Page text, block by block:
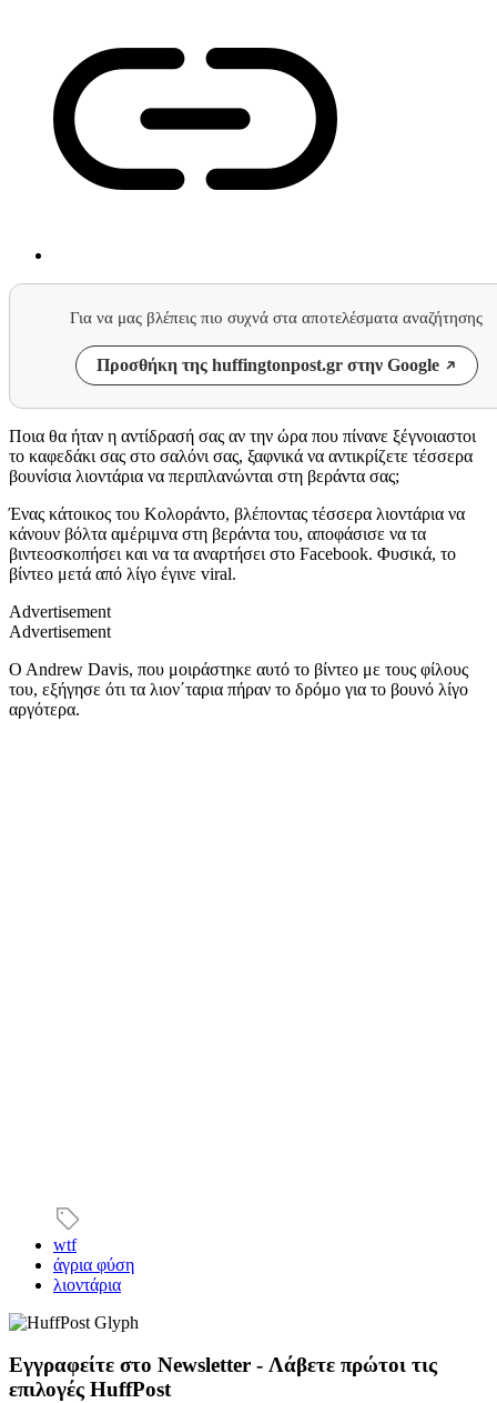
Για να μας βλέπεις πιο συχνά στα αποτελέσματα αναζήτησης
Προσθήκη της huffingtonpost.gr στην Google
Ποια θα ήταν η αντίδρασή σας αν την ώρα που πίνανε ξέγνοιαστοι
το καφεδάκι σας στο σαλόνι σας, ξαφνικά να αντικρίζετε τέσσερα
βουνίσια λιοντάρια να περιπλανώνται στη βεράντα σας;
Ένας κάτοικος του Κολοράντο, βλέποντας τέσσερα λιοντάρια να
κάνουν βόλτα αμέριμνα στη βεράντα του, αποφάσισε να τα
βιντεοσκοπήσει και να τα αναρτήσει στο Facebook. Φυσικά, το
βίντεο μετά από λίγο έγινε viral.
Advertisement
Advertisement
O Andrew Davis, που μοιράστηκε αυτό το βίντεο με τους φίλους
του, εξήγησε ότι τα λιον΄ταρια πήραν το δρόμο για το βουνό λίγο
αργότερα.
wtf
άγρια φύση
λιοντάρια
Εγγραφείτε στο Newsletter - Λάβετε πρώτοι τις
επιλογές HuffPost